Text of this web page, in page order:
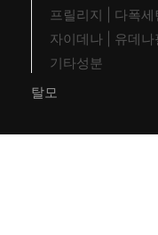
프릴리지 | 다폭세
자이데나 | 유데나
기타성분
탈모